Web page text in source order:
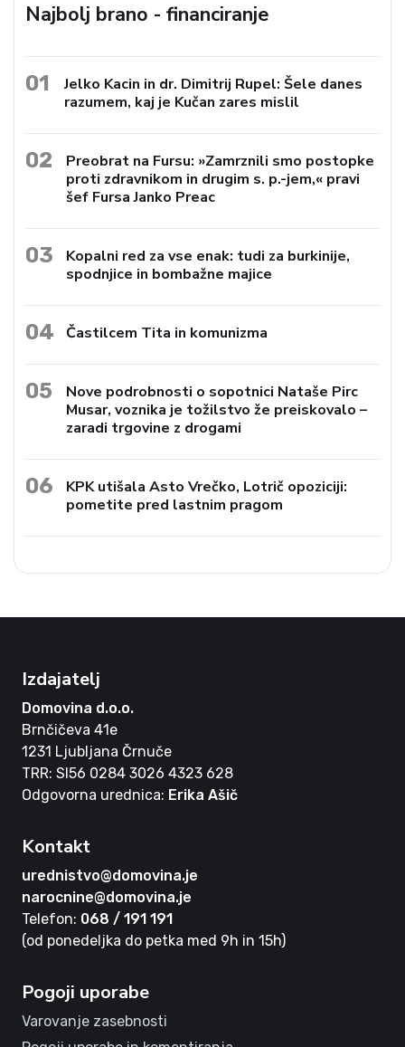
Najbolj brano - financiranje
01
Jelko Kacin in dr. Dimitrij Rupel: Šele danes
razumem, kaj je Kučan zares mislil
02
Preobrat na Fursu: »Zamrznili smo postopke
proti zdravnikom in drugim s. p.-jem,« pravi
šef Fursa Janko Preac
03
Kopalni red za vse enak: tudi za burkinije,
spodnjice in bombažne majice
04 Častilcem Tita in komunizma
05
Nove podrobnosti o sopotnici Nataše Pirc
Musar, voznika je tožilstvo že preiskovalo –
zaradi trgovine z drogami
06
KPK utišala Asto Vrečko, Lotrič opoziciji:
pometite pred lastnim pragom
Izdajatelj
Domovina d.o.o.
Brnčičeva 41e
1231 Ljubljana Črnuče
TRR: SI56 0284 3026 4323 628
Odgovorna urednica: Erika Ašič
Kontakt
urednistvo@domovina.je
narocnine@domovina.je
Telefon: 068 / 191 191
(od ponedeljka do petka med 9h in 15h)
Pogoji uporabe
Varovanje zasebnosti